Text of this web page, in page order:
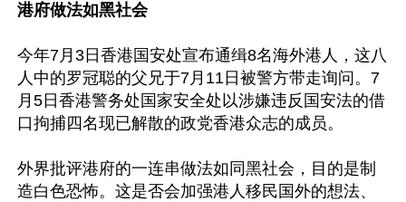
港府做法如黑社会
今年7月3日香港国安处宣布通缉8名海外港人，这八
人中的罗冠聪的父兄于7月11日被警方带走询问。7
月5日香港警务处国家安全处以涉嫌违反国安法的借
口拘捕四名现已解散的政党香港众志的成员。
外界批评港府的一连串做法如同黑社会，目的是制
造白色恐怖。这是否会加强港人移民国外的想法、